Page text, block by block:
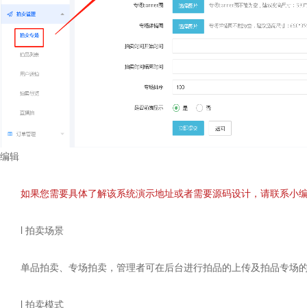
编辑
如果您需要具体了解该系统演示地址或者需要源码设计，请联系小
l 拍卖场景
单品拍卖、专场拍卖，管理者可在后台进行拍品的上传及拍品专场
l 拍卖模式